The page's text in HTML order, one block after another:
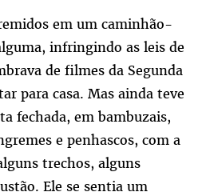
em um caminhão-
infringindo as leis de
de filmes da Segunda
para casa. Mas ainda teve
fechada, em bambuzais,
e penhascos, com a
trechos, alguns
Ele se sentia um